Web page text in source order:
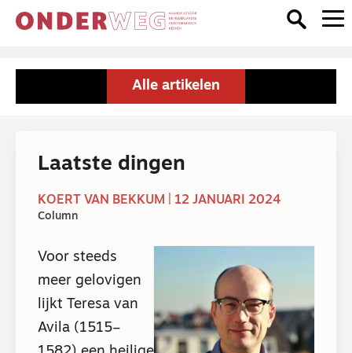
Alle artikelen
Laatste dingen
KOERT VAN BEKKUM | 12 JANUARI 2024
Column
Voor steeds
meer gelovigen
lijkt Teresa van
Avila (1515–